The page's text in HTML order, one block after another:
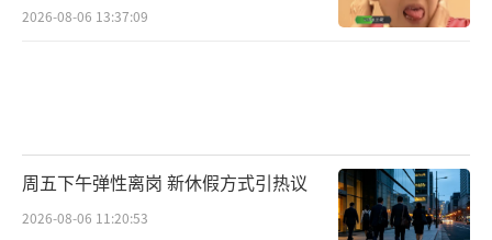
2026-08-06 13:37:09
周五下午弹性离岗 新休假方式引热议
2026-08-06 11:20:53